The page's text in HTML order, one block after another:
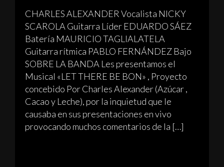
CHARLES ALEXANDER Vocalista NICKY
SCAROLA Guitarra Líder EDUARDO SÁEZ
Batería MAURICIO TAGLIALATELA
Guitarra rítmica PABLO FERNÁNDEZ Bajo
SOBRE LA BANDA Les presentamos el
Musical «LET THERE BE BON» , Proyecto
concebido Por Charles Alexander (Azúcar ,
Cacao y Leche), por la inquietud que le
causaba en sus presentaciones en vivo
provocando muchos comentarios de la […]